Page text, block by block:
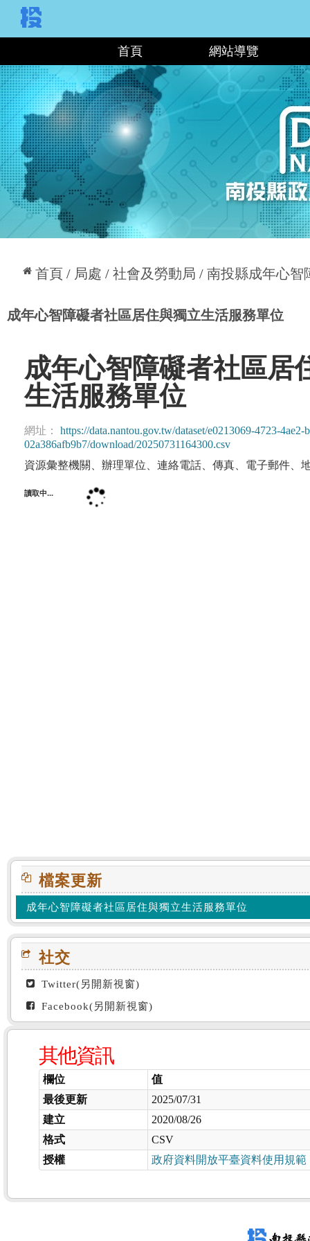
首頁 網站導覽
首頁 局處 社會及勞動局 南投縣成年心智
成年心智障礙者社區居住與獨立生活服務單位
成年心智障礙者社區居
生活服務單位
網址： https://data.nantou.gov.tw/dataset/e0213069-4723-
02a386afb9b7/download/20250731164300.csv
資源彙整機關、辦理單位、連絡電話、傳真、電子郵件
:::
檔案更新
成年心智障礙者社區居住與獨立生活服務單位
社交
Twitter(另開新視窗)
Facebook(另開新視窗)
其他資訊
欄位
值
最後更新
2025/07/31
建立
2020/08/26
格式
CSV
授權
政府資料開放平臺資料使用規範